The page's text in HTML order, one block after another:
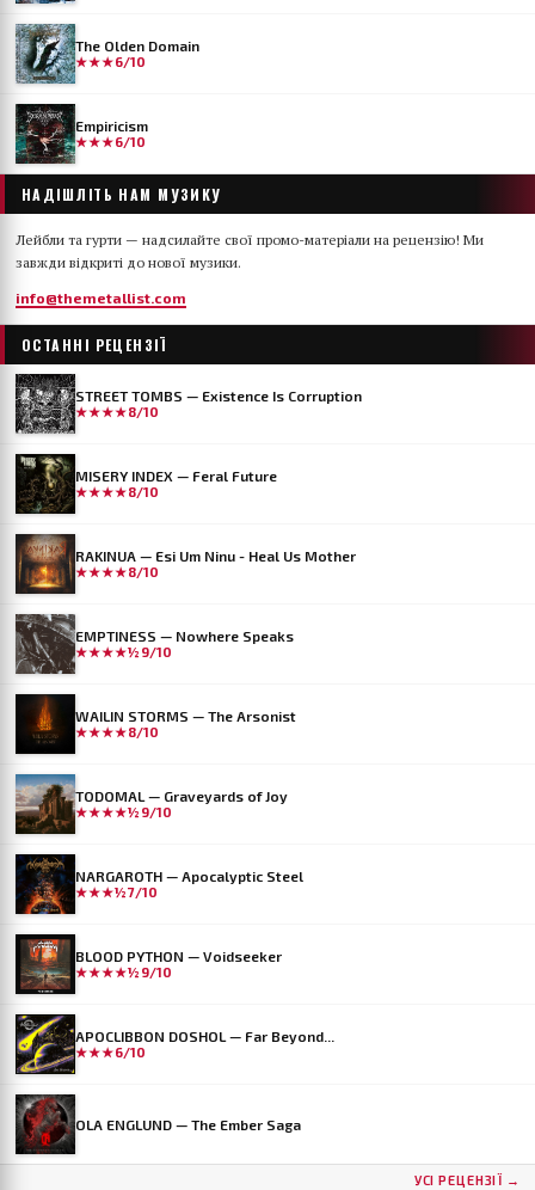
The Olden Domain
★★★6/10
Empiricism
★★★6/10
НАДІШЛІТЬ НАМ МУЗИКУ
Лейбли та гурти — надсилайте свої промо-матеріали на рецензію! Ми
завжди відкриті до нової музики.
info@themetallist.com
ОСТАННІ РЕЦЕНЗІЇ
STREET TOMBS — Existence Is Corruption
★★★★8/10
MISERY INDEX — Feral Future
★★★★8/10
RAKINUA — Esi Um Ninu - Heal Us Mother
★★★★8/10
EMPTINESS — Nowhere Speaks
★★★★½ 9/10
WAILIN STORMS — The Arsonist
★★★★8/10
TODOMAL — Graveyards of Joy
★★★★½ 9/10
NARGAROTH — Apocalyptic Steel
★★★½7/10
BLOOD PYTHON — Voidseeker
★★★★½ 9/10
APOCLIBBON DOSHOL — Far Beyond...
★★★6/10
OLA ENGLUND — The Ember Saga
УСІ РЕЦЕНЗІЇ →